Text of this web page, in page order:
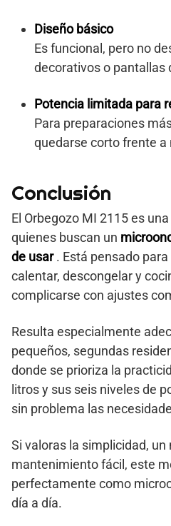
Diseño básico
Es funcional, pero no
decorativos o pantallas
Potencia limitada para
Para preparaciones
quedarse corto frente
Conclusión
El Orbegozo MI 2115 es
quienes buscan un
de usar. Está pensado
calentar, descongelar y
complicarse con ajustes
Resulta especialmente
pequeños, segundas
donde se prioriza la
litros y sus seis niveles de
sin problema las
Si valoras la simplicidad,
mantenimiento fácil, este
perfectamente como
día a día.